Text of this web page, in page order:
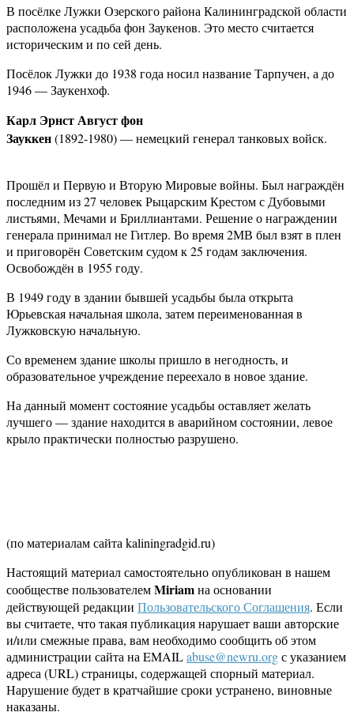
В посёлке Лужки Озерского района Калининградской области
расположена усадьба фон Заукенов. Это место считается
историческим и по сей день.
Посёлок Лужки до 1938 года носил название Тарпучен, а до
1946 — Заукенхоф.
Карл Эрнст Август фон
Зауккен(1892-1980) — немецкий генерал танковых войск.
Прошёл и Первую и Вторую Мировые войны. Был награждён
последним из 27 человек Рыцарским Крестом с Дубовыми
листьями, Мечами и Бриллиантами. Решение о награждении
генерала принимал не Гитлер. Во время 2МВ был взят в плен
и приговорён Советским судом к 25 годам заключения.
Освобождён в 1955 году.
В 1949 году в здании бывшей усадьбы была открыта
Юрьевская начальная школа, затем переименованная в
Лужковскую начальную.
Со временем здание школы пришло в негодность, и
образовательное учреждение переехало в новое здание.
На данный момент состояние усадьбы оставляет желать
лучшего — здание находится в аварийном состоянии, левое
крыло практически полностью разрушено.
(по материалам сайта kaliningradgid.ru)
Настоящий материал самостоятельно опубликован в нашем
сообществе пользователемMiriamна основании
действующей редакции Пользовательского Соглашения. Если
вы считаете, что такая публикация нарушает ваши авторские
и/или смежные права, вам необходимо сообщить об этом
администрации сайта на EMAILabuse@newru.orgс указанием
адреса (URL) страницы, содержащей спорный материал.
Нарушение будет в кратчайшие сроки устранено, виновные
наказаны.